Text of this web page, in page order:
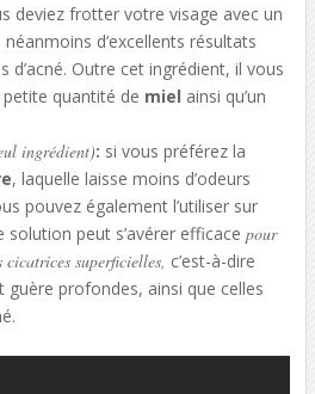
deviez frotter votre visage avec un
néanmoins d’excellents résultats
d’acné. Outre cet ingrédient, il vous
quantité de miel ainsi qu’un
ingrédient): si vous préférez la
, laquelle laisse moins d’odeurs
pouvez également l’utiliser sur
solution peut s’avérer efficacepour
superficielles, c’est-à-dire
guère profondes, ainsi que celles